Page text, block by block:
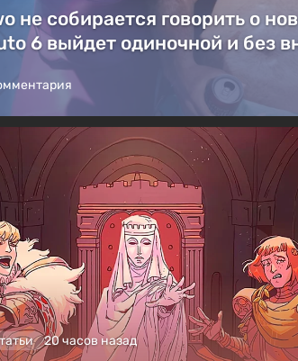
не собирается говорить о
6 выйдет одиночной и без
20 часов назад